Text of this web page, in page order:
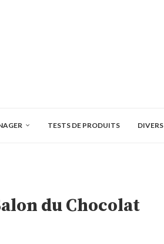
TESTS DE PRODUITS DIVERS
du Chocolat